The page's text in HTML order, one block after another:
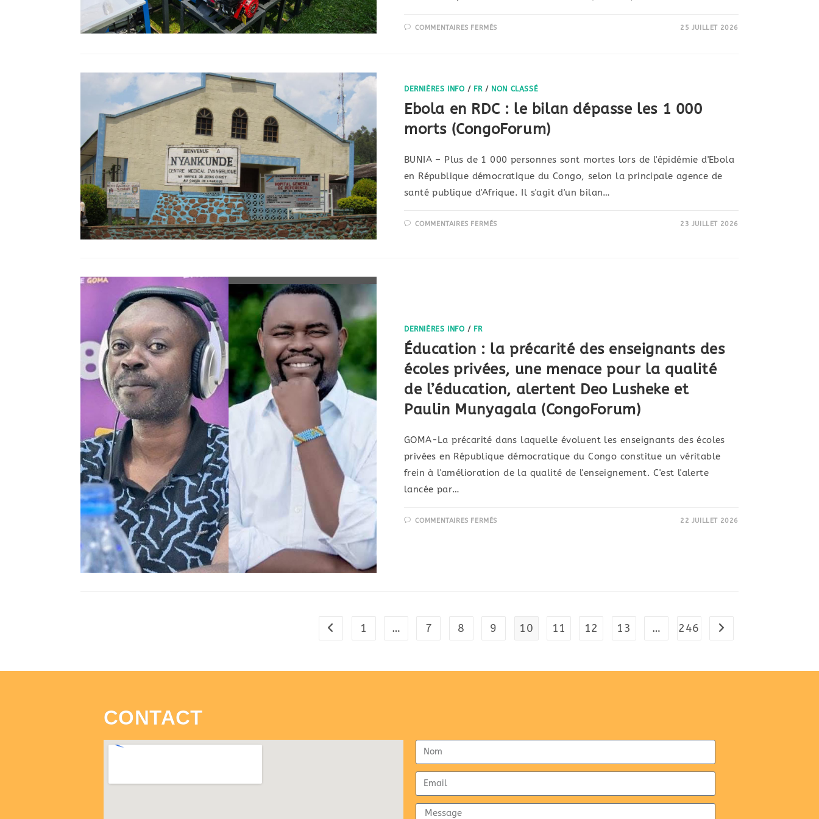
COMMENTAIRES FERMÉS 25 JUILLET 2026
DERNIÈRES INFO / FR/ NON CLASSÉ
Ebola en RDC : le bilan dépasse les 1 000
morts (CongoForum)
BUNIA – Plus de 1 000 personnes sont mortes lors de l'épidémie d'Ebola
en République démocratique du Congo, selon la principale agence de
santé publique d'Afrique. Il s'agit d'un bilan…
COMMENTAIRES FERMÉS 23 JUILLET 2026
DERNIÈRES INFO / FR
Éducation : la précarité des enseignants des
écoles privées, une menace pour la qualité
de l’éducation, alertent Deo Lusheke et
Paulin Munyagala (CongoForum)
GOMA-La précarité dans laquelle évoluent les enseignants des écoles
privées en République démocratique du Congo constitue un véritable
frein à l'amélioration de la qualité de l'enseignement. C'est l'alerte
lancée par…
COMMENTAIRES FERMÉS 22 JUILLET 2026
1 … 7 8 9 10 11 12 13 … 246
CONTACT